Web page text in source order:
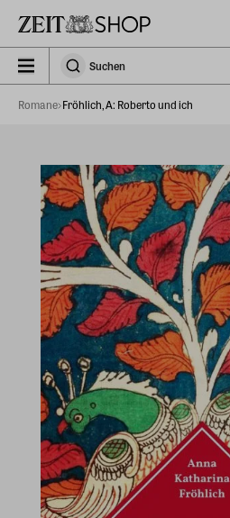
SuchenSuchen
Romane Fröhlich, A: Roberto und ich